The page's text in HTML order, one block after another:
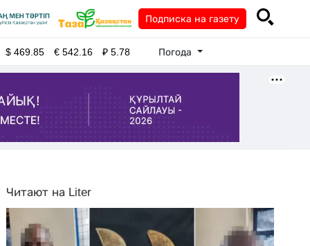
Подписка на газету
$469.85 €542.16 ₽5.78 Погода
Читают на Liter